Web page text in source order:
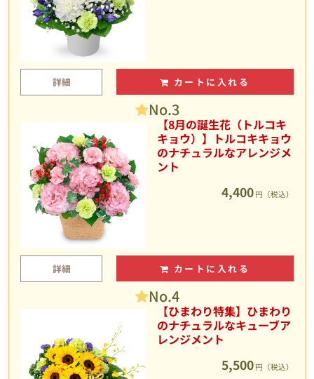
詳細 カートに入れる
No.3
【8月の誕生花（トルコキ
キョウ）】トルコキキョウ
のナチュラルなアレンジメ
ント
4,400 円（税込）
詳細 カートに入れる
No.4
【ひまわり特集】ひまわり
のナチュラルなキューブア
レンジメント
5,500 円（税込）